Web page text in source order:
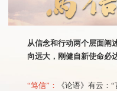
从信念和行动两个层面阐
向远大，刚健自新使命必达
“笃信”：
《论语》有云：